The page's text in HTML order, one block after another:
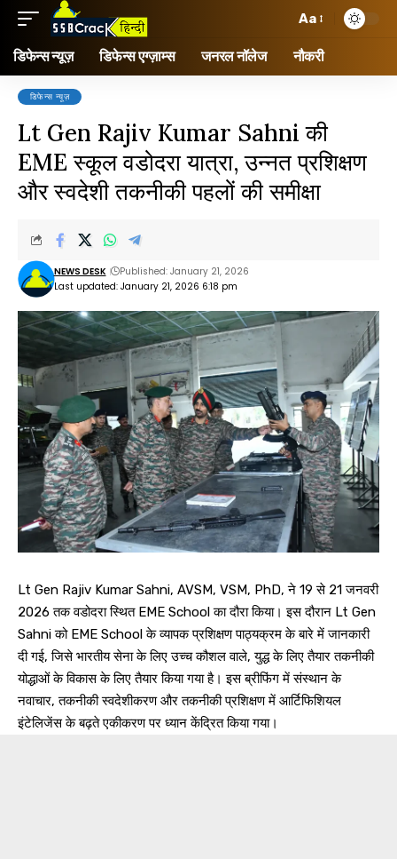
Aa
डिफेन्स न्यूज़ डिफेन्स एग्ज़ाम्स जनरल नॉलेज नौकरी
डिफेन्स न्यूज़
Lt Gen Rajiv Kumar Sahni की
EME स्कूल वडोदरा यात्रा, उन्नत प्रशिक्षण
और स्वदेशी तकनीकी पहलों की समीक्षा
Last updated: January 21, 2026 6:18 pm
NEWS DESK Published: January 21, 2026
Lt Gen Rajiv Kumar Sahni, AVSM, VSM, PhD, ने 19 से 21 जनवरी
2026 तक वडोदरा स्थित EME School का दौरा किया। इस दौरान Lt Gen
Sahni को EME School के व्यापक प्रशिक्षण पाठ्यक्रम के बारे में जानकारी
दी गई, जिसे भारतीय सेना के लिए उच्च कौशल वाले, युद्ध के लिए तैयार तकनीकी
योद्धाओं के विकास के लिए तैयार किया गया है। इस ब्रीफिंग में संस्थान के
नवाचार, तकनीकी स्वदेशीकरण और तकनीकी प्रशिक्षण में आर्टिफिशियल
इंटेलिजेंस के बढ़ते एकीकरण पर ध्यान केंद्रित किया गया।